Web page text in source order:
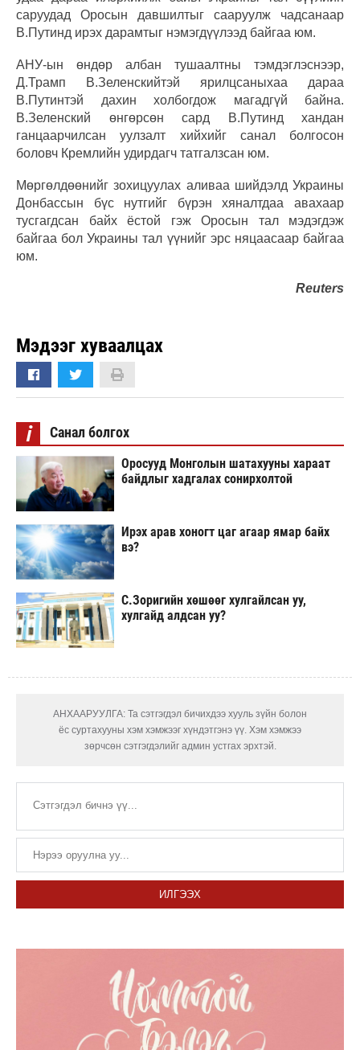
саруудад Оросын давшилтыг сааруулж чадсанаар
В.Путинд ирэх дарамтыг нэмэгдүүлээд байгаа юм.
АНУ-ын өндөр албан тушаалтны тэмдэглэснээр,
Д.Трамп В.Зеленскийтэй ярилцсаныхаа дараа
В.Путинтэй дахин холбогдож магадгүй байна.
В.Зеленский өнгөрсөн сард В.Путинд хандан
ганцаарчилсан уулзалт хийхийг санал болгосон
боловч Кремлийн удирдагч татгалзсан юм.
Мөргөлдөөнийг зохицуулах аливаа шийдэлд Украины
Донбассын бүс нутгийг бүрэн хяналтдаа авахаар
тусгагдсан байх ёстой гэж Оросын тал мэдэгдэж
байгаа бол Украины тал үүнийг эрс няцаасаар байгаа
юм.
Reuters
Мэдээг хуваалцах
i Санал болгох
Оросууд Монголын шатахууны хараат
байдлыг хадгалах сонирхолтой
Ирэх арав хоногт цаг агаар ямар байх
вэ?
С.Зоригийн хөшөөг хулгайлсан уу,
хулгайд алдсан уу?
АНХААРУУЛГА: Та сэтгэгдэл бичихдээ хууль зүйн болон
ёс суртахууны хэм хэмжээг хүндэтгэнэ үү. Хэм хэмжээ
зөрчсөн сэтгэгдэлийг админ устгах эрхтэй.
ИЛГЭЭХ